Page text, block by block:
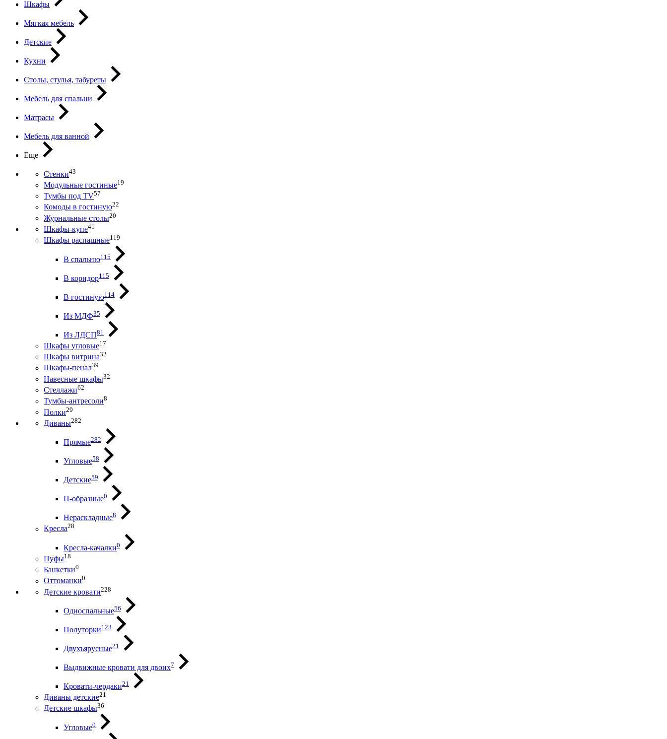
Шкафы
Мягкая мебель
Детские
Кухни
Столы, стулья, табуреты
Мебель для спальни
Матрасы
Мебель для ванной
Еще
Стенки43
Модульные гостиные19
Тумбы под ТV57
Комоды в гостиную22
Журнальные столы20
Шкафы-купе41
Шкафы распашные119
В спальню115
В коридор115
В гостиную114
Из МДФ35
Из ЛДСП81
Шкафы угловые17
Шкафы витрина32
Шкафы-пенал39
Навесные шкафы32
Стеллажи62
Тумбы-антресоли8
Полки29
Диваны282
Прямые282
Угловые58
Детские59
П-образные0
Нераскладные8
Кресла28
Кресла-качалки0
Пуфы18
Банкетки0
Оттоманки0
Детские кровати228
Односпальные56
Полуторки123
Двухъярусные21
Выдвижные кровати для двоих7
Кровати-чердаки21
Диваны детские21
Детские шкафы36
Угловые0